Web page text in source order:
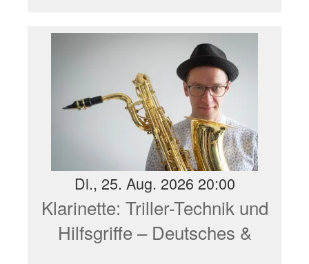
Di., 25. Aug. 2026 20:00
Klarinette: Triller-Technik und
Hilfsgriffe – Deutsches &